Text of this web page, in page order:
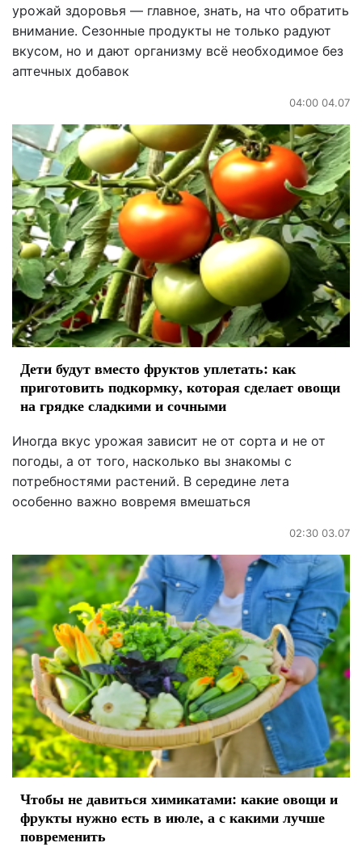
урожай здоровья — главное, знать, на что обратить
внимание. Сезонные продукты не только радуют
вкусом, но и дают организму всё необходимое без
аптечных добавок
04:00 04.07
Дети будут вместо фруктов уплетать: как
приготовить подкормку, которая сделает овощи
на грядке сладкими и сочными
Иногда вкус урожая зависит не от сорта и не от
погоды, а от того, насколько вы знакомы с
потребностями растений. В середине лета
особенно важно вовремя вмешаться
02:30 03.07
Чтобы не давиться химикатами: какие овощи и
фрукты нужно есть в июле, а с какими лучше
повременить